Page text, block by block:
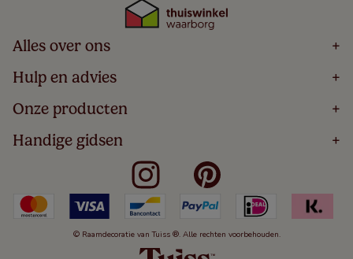
Alles over ons +
Home
Over
Bestellen
Winacties
Veelgestelde Vragen
Hulp en advies +
Volg Je Bestelling
Levering
5 Jaar Garantie
Algemene Voorwaarden
Kindveiligheid
Cookies
Herroepingsrecht
Onze producten +
Houten Jaloezieën
Rolgordijnen
Verticale Jaloezieën
Duo Rolgordijnen
Duo Plisségordijnen
Handige gidsen +
Meten Voor Raamdecoratie
Badkamer Raamdecoratie
Slaapkamer Raamdecoratie
Keuken Raamdecoratie
De Jaloezieën Gids
© Raamdecoratie van Tuiss ®. Alle rechten voorbehouden.